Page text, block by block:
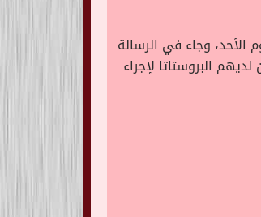
الأحد، وجاء في الرسالة
البروستاتا لإجراء